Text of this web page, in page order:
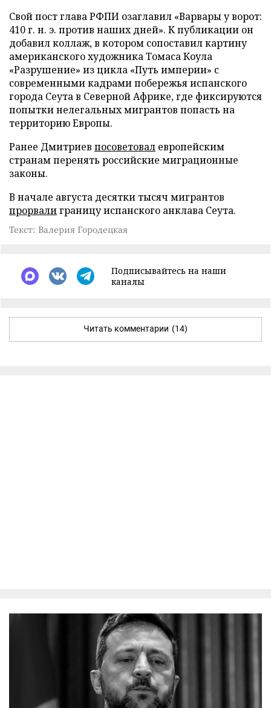
Свой пост глава РФПИ озаглавил «Варвары у ворот:
410 г. н. э. против наших дней». К публикации он
добавил коллаж, в котором сопоставил картину
американского художника Томаса Коула
«Разрушение» из цикла «Путь империи» с
современными кадрами побережья испанского
города Сеута в Северной Африке, где фиксируются
попытки нелегальных мигрантов попасть на
территорию Европы.
Ранее Дмитриев посоветовал европейским
странам перенять российские миграционные
законы.
В начале августа десятки тысяч мигрантов
прорвалиграницу испанского анклава Сеута.
Текст: Валерия Городецкая
Подписывайтесь на наши
каналы
Читать комментарии (14)